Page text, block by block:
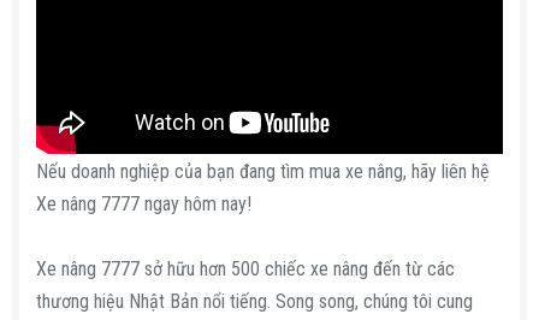
Nếu doanh nghiệp của bạn đang tìm mua xe nâng, hãy liên hệ
Xe nâng 7777 ngay hôm nay!
Xe nâng 7777 sở hữu hơn 500 chiếc xe nâng đến từ các
thương hiệu Nhật Bản nổi tiếng. Song song, chúng tôi cung